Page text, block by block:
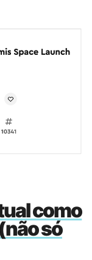
como
só